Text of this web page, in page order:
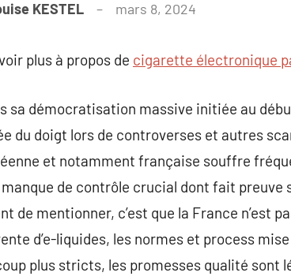
KESTEL mars 8, 2024
plus à propos de cigarette électronique
sa démocratisation massive initiée au
du doigt lors de controverses et autres
et notamment française souffre
de contrôle crucial dont fait preuve
de mentionner, c’est que la France n’est
d’e-liquides, les normes et process
plus stricts, les promesses qualité sont